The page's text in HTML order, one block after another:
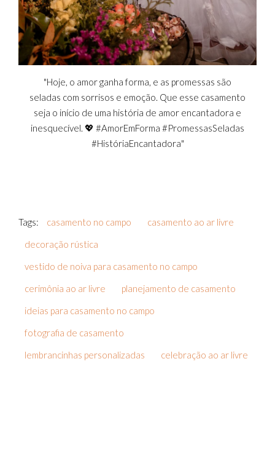
"Hoje, o amor ganha forma, e as promessas são
seladas com sorrisos e emoção. Que esse casamento
seja o início de uma história de amor encantadora e
inesquecível. 💖 #AmorEmForma #PromessasSeladas
#HistóriaEncantadora"
Tags: casamento no campo
casamento ao ar livre
decoração rústica
vestido de noiva para casamento no campo
cerimônia ao ar livre
planejamento de casamento
ideias para casamento no campo
fotografia de casamento
lembrancinhas personalizadas
celebração ao ar livre